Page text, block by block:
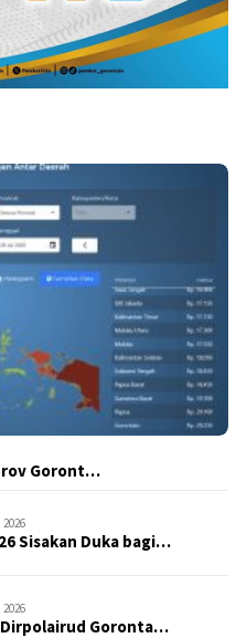
Goront…
Sisakan Duka bagi…
Dirpolairud Goronta…